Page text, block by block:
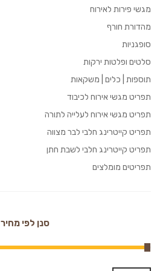
מגשי פירות לאירוח
מהדורת חורף
סופגניות
סלטים ופלטות ירקות
תוספות | כלים | משקאות
תפריט מגשי אירוח לכיבוד
תפריט מגשי אירוח לעלייה לתורה
תפריט קייטרינג חלבי לבר מצווה
תפריט קייטרינג חלבי לשבת חתן
תפריטים מומלצים
סנן לפי מחיר